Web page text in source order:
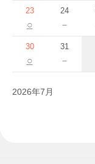
23
○
24
－
30
○
31
－
2026年7月